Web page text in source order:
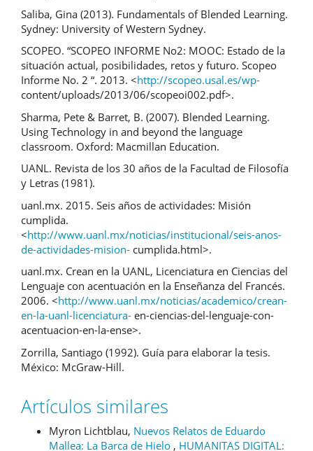
Saliba, Gina (2013). Fundamentals of Blended Learning.
Sydney: University of Western Sydney.
SCOPEO. “SCOPEO INFORME No2: MOOC: Estado de la
situación actual, posibilidades, retos y futuro. Scopeo
Informe No. 2 “. 2013. <http://scopeo.usal.es/wp-
content/uploads/2013/06/scopeoi002.pdf>.
Sharma, Pete & Barret, B. (2007). Blended Learning.
Using Technology in and beyond the language
classroom. Oxford: Macmillan Education.
UANL. Revista de los 30 años de la Facultad de Filosofía
y Letras (1981).
uanl.mx. 2015. Seis años de actividades: Misión
cumplida.
<http://www.uanl.mx/noticias/institucional/seis-anos-
de-actividades-mision- cumplida.html>.
uanl.mx. Crean en la UANL, Licenciatura en Ciencias del
Lenguaje con acentuación en la Enseñanza del Francés.
2006. <http://www.uanl.mx/noticias/academico/crean-
en-la-uanl-licenciatura- en-ciencias-del-lenguaje-con-
acentuacion-en-la-ense>.
Zorrilla, Santiago (1992). Guía para elaborar la tesis.
México: McGraw-Hill.
Artículos similares
Myron Lichtblau, Nuevos Relatos de Eduardo
Mallea: La Barca de Hielo , HUMANITAS DIGITAL: